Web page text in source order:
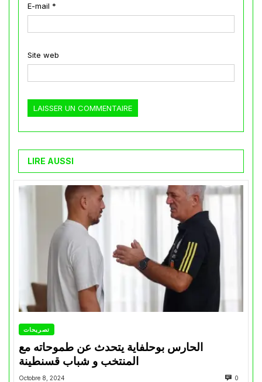
E-mail *
Site web
LIRE AUSSI
تصريحات
الحارس بوحلفاية يتحدث عن طموحاته مع
المنتخب و شباب قسنطينة
Octobre 8, 2024 0